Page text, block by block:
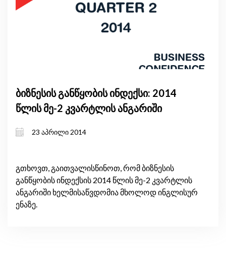
ბიზნესის განწყობის ინდექსი: 2014
წლის მე-2 კვარტლის ანგარიში
23 აპრილი 2014
გთხოვთ, გაითვალისწინოთ, რომ ბიზნესის
განწყობის ინდექსის 2014 წლის მე-2 კვარტლის
ანგარიში ხელმისაწვდომია მხოლოდ ინგლისურ
ენაზე.